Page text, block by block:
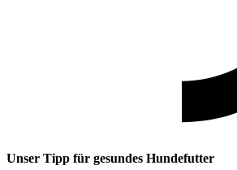
Unser Tipp für gesundes Hundefutter